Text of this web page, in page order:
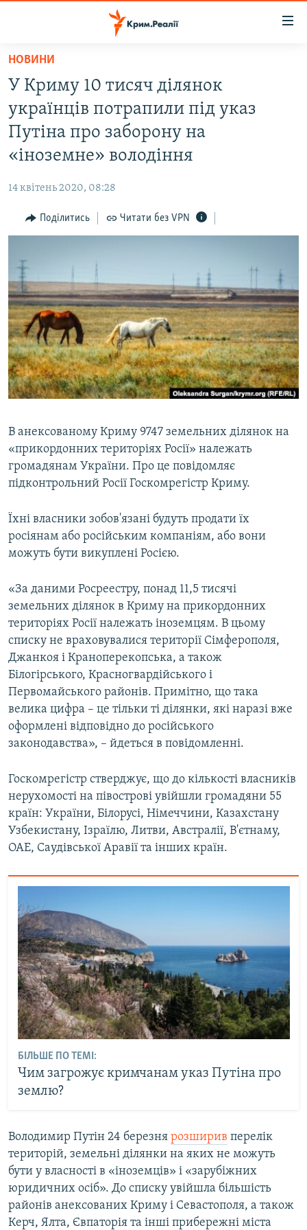
Перейти
основного
матеріалу
Перейти
до
основної
Перейти
пошуку
ВОДА.КРИМ
ВІДЕО ТА ФОТО
ПОЛІТИКА
ІНТЕРВ'Ю
СПЕЦПРОЕКТИ
ДЕПОРТАЦІЯ
ВІДЕОУРОКИ «ELIFBE»
СВІДЧЕННЯ ОКУПАЦІЇ
УКРАЇНСЬКА ПРОБЛЕМА КРИМУ
ІНФОГРАФІКА
ЯК ОБІЙТИ БЛОКУВАННЯ
Русский
Qırımtatar
ДОЛУЧАЙСЯ!
Усі сайти RFE/RL
НОВИНИ
У Криму 10 тисяч ділянок
українців потрапили під указ
Путіна про заборону на
«іноземне» володіння
14 квітень 2020, 08:28
Поділитись Читати без VPN
В анексованому Криму 9747 земельних ділянок на
«прикордонних територіях Росії» належать
громадянам України. Про це повідомляє
підконтрольний Росії Госкомрегістр Криму.
Їхні власники зобов'язані будуть продати їх
росіянам або російським компаніям, або вони
можуть бути викуплені Росією.
«За даними Росреестру, понад 11,5 тисячі
земельних ділянок в Криму на прикордонних
територіях Росії належать іноземцям. В цьому
списку не враховувалися території Сімферополя,
Джанкоя і Краноперекопська, а також
Білогірського, Красногвардійського і
Первомайського районів. Примітно, що така
велика цифра – це тільки ті ділянки, які наразі вже
оформлені відповідно до російського
законодавства», – йдеться в повідомленні.
Госкомрегістр стверджує, що до кількості власників
нерухомості на півострові увійшли громадяни 55
країн: України, Білорусі, Німеччини, Казахстану
Узбекистану, Ізраїлю, Литви, Австралії, В'єтнаму,
ОАЕ, Саудівської Аравії та інших країн.
БІЛЬШЕ ПО ТЕМІ:
Чим загрожує кримчанам указ Путіна про
землю?
Володимир Путін 24 березня розширив перелік
територій, земельні ділянки на яких не можуть
бути у власності в «іноземців» і «зарубіжних
юридичних осіб». До списку увійшла більшість
районів анексованих Криму і Севастополя, а також
Керч, Ялта, Євпаторія та інші прибережні міста